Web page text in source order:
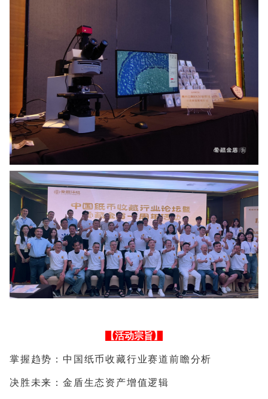
【活动宗旨】
掌握趋势：中国纸币收藏行业赛道前瞻分析
决胜未来：金盾生态资产增值逻辑